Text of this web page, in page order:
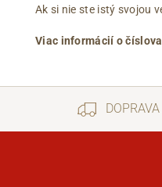
Ak si nie ste istý svojou
Viac informácií o